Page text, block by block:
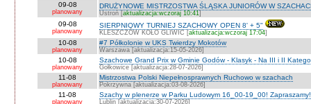
09-08
planowany
DRUŻYNOWE MISTRZOSTWA ŚLĄSKA JUNIORÓW W
Ustroń [aktualizacja:wczoraj 10:41]
09-08
planowany
SIERPNIOWY TURNIEJ SZACHOWY OPEN 8' + 5"
KLESZCZÓW KOŁO GLIWIC [aktualizacja:wczoraj 17:04]
10-08
planowany
#7 Półkolonie w UKS Twierdzy Mokotów
Warszawa [aktualizacja:15-05-2026]
10-08
planowany
Szachowe Grand Prix w Gminie Godów - Klasyk - Na III i II
Gołkowice [aktualizacja:28-07-2026]
11-08
planowany
Mistrzostwa Polski Niepełnosprawnych Ruchowo w szachach
Pokrzywna [aktualizacja:03-08-2026]
11-08
planowany
Szachy w plenerze w Parku Ludowym 16_00-19_00! Zapraszamy!
Lublin [aktualizacja:30-07-2026]